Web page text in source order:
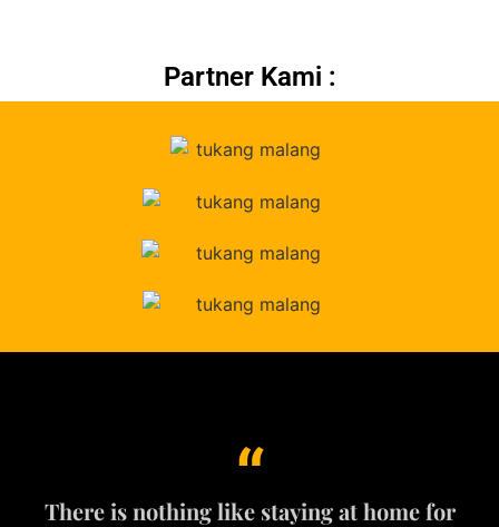
Partner Kami :
“
There is nothing like staying at home for